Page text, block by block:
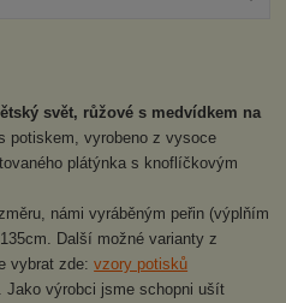
svět, růžové s medvídkem na
potiskem, vyrobeno z vysoce
plátýnka s knoflíčkovým
námi vyráběným peřin (výplňím
Další možné varianty z
vybrat zde:vzory potisků
Jako výrobci jsme schopni ušít